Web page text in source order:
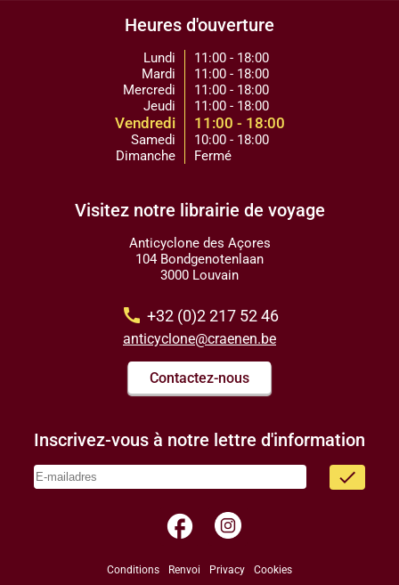
Heures d'ouverture
Lundi
Mardi
Mercredi
Jeudi
Vendredi
Samedi
Dimanche
11:00 - 18:00
11:00 - 18:00
11:00 - 18:00
11:00 - 18:00
11:00 - 18:00
10:00 - 18:00
Fermé
Visitez notre librairie de voyage
Anticyclone des Açores
104 Bondgenotenlaan
3000 Louvain
call +32 (0)2 217 52 46
anticyclone@craenen.be
Contactez-nous
Inscrivez-vous à notre lettre d'information
done
facebook
Conditions Renvoi Privacy Cookies